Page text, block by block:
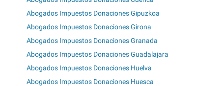
Abogados Impuestos Donaciones Gipuzkoa
Abogados Impuestos Donaciones Girona
Abogados Impuestos Donaciones Granada
Abogados Impuestos Donaciones Guadalajara
Abogados Impuestos Donaciones Huelva
Abogados Impuestos Donaciones Huesca